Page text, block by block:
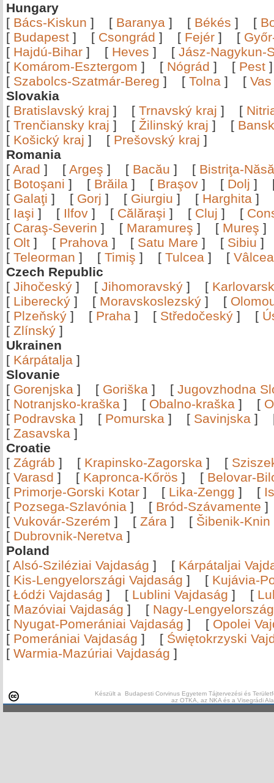
Hungary
[ Bács-Kiskun ] [ Baranya ] [ Békés ] [
[ Budapest ] [ Csongrád ] [ Fejér ] [
[ Hajdú-Bihar ] [ Heves ] [ Jász-Nagykun-
[ Komárom-Esztergom ] [ Nógrád ] [ Pest
[ Szabolcs-Szatmár-Bereg ] [ Tolna ] [ Vas
Slovakia
[ Bratislavský kraj ] [ Trnavský kraj ] [
[ Trenčiansky kraj ] [ Žilinský kraj ] [
[ Košický kraj ] [ Prešovský kraj ]
Romania
[ Arad ] [ Argeş ] [ Bacău ] [ Bistriţa-
[ Botoşani ] [ Brăila ] [ Braşov ] [ Dolj ]
[ Galaţi ] [ Gorj ] [ Giurgiu ] [ Harghita ]
[ Iaşi ] [ Ilfov ] [ Călăraşi ] [ Cluj ] [
[ Caraş-Severin ] [ Maramureş ] [ Mureş
[ Olt ] [ Prahova ] [ Satu Mare ] [ Sibiu
[ Teleorman ] [ Timiş ] [ Tulcea ] [
Czech Republic
[ Jihočeský ] [ Jihomoravský ] [
[ Liberecký ] [ Moravskoslezský ] [
[ Plzeňský ] [ Praha ] [ Středočeský ] [
[ Zlínský ]
Ukrainen
[ Kárpátalja ]
Slovanie
[ Gorenjska ] [ Goriška ] [ Jugovzhodna
[ Notranjsko-kraška ] [ Obalno-kraška ] [
[ Podravska ] [ Pomurska ] [ Savinjska ]
[ Zasavska ]
Croatie
[ Zágráb ] [ Krapinsko-Zagorska ] [
[ Varasd ] [ Kapronca-Kőrös ] [ Belovar-
[ Primorje-Gorski Kotar ] [ Lika-Zengg ] [
[ Pozsega-Szlavónia ] [ Bród-Szávamente
[ Vukovár-Szerém ] [ Zára ] [ Šibenik-Knin
[ Dubrovnik-Neretva ]
Poland
[ Alsó-Sziléziai Vajdaság ] [ Kárpátaljai
[ Kis-Lengyelországi Vajdaság ] [ Kujávia-
[ Łódźi Vajdaság ] [ Lublini Vajdaság ] [
[ Mazóviai Vajdaság ] [ Nagy-
[ Nyugat-Pomerániai Vajdaság ] [ Opolei
[ Pomerániai Vajdaság ] [ Świętokrzyski
[ Warmia-Mazúriai Vajdaság ]
Készült a Budapesti Corvinus Egyetem Tájtervezési és
az OTKA, az NKA és a Visegrádi